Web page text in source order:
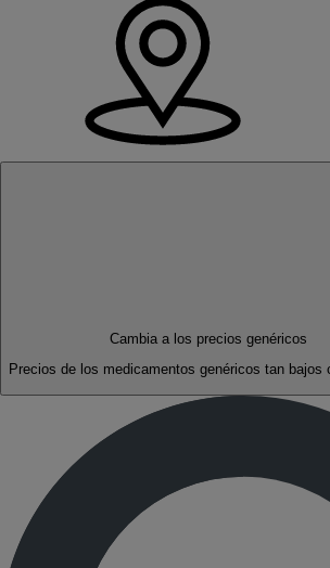
Cambia a los precios genéricos
Precios de los medicamentos genéricos tan bajos